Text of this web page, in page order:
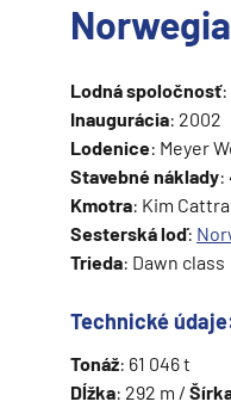
Východné
Severná Európa
Grónsko
Island
Nórske fjordy
Pobaltie
Severná Európa
Severozápadná Európa
Lodná spoločnosť:
Inaugurácia: 2002
Lodenice: Meyer
Stavebné náklady:
Kmotra: Kim
Sesterská loď:
Trieda: Dawn class
Technické
Tonáž: 61 046 t
Dĺžka: 292 m /